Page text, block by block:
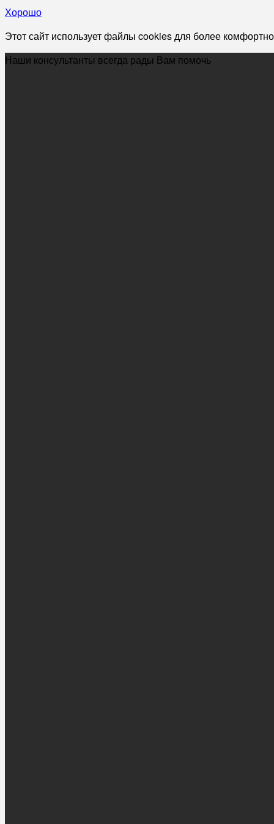
Хорошо
Этот сайт использует файлы cookies для более
Наши консультанты всегда рады Вам помочь